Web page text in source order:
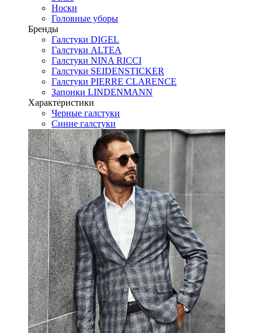
Носки
Головные уборы
Бренды
Галстуки DIGEL
Галстуки ALTEA
Галстуки NINA RICCI
Галстуки SEIDENSTICKER
Галстуки PIERRE CLARENCE
Запонки LINDENMANN
Характеристики
Черные галстуки
Синие галстуки